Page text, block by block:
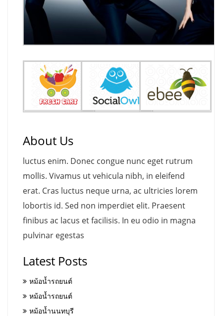
About Us
luctus enim. Donec congue nunc eget rutrum
mollis. Vivamus ut vehicula nibh, in eleifend
erat. Cras luctus neque urna, ac ultricies lorem
lobortis id. Sed non imperdiet elit. Praesent
finibus ac lacus et facilisis. In eu odio in magna
pulvinar egestas
Latest Posts
หม้อน้ำรถยนต์
หม้อน้ำรถยนต์
หม้อน้ำนนทบุรี